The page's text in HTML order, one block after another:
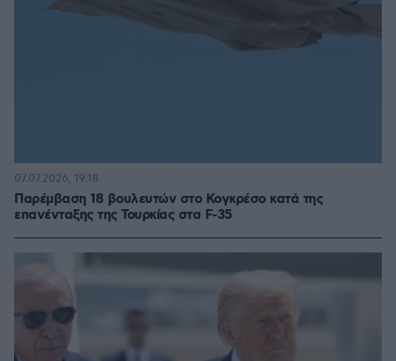
Παρέμβαση 18 βουλευτών στο Κογκρέσο κατά της
επανένταξης της Τουρκίας στα F-35
07.07.2026, 19:18